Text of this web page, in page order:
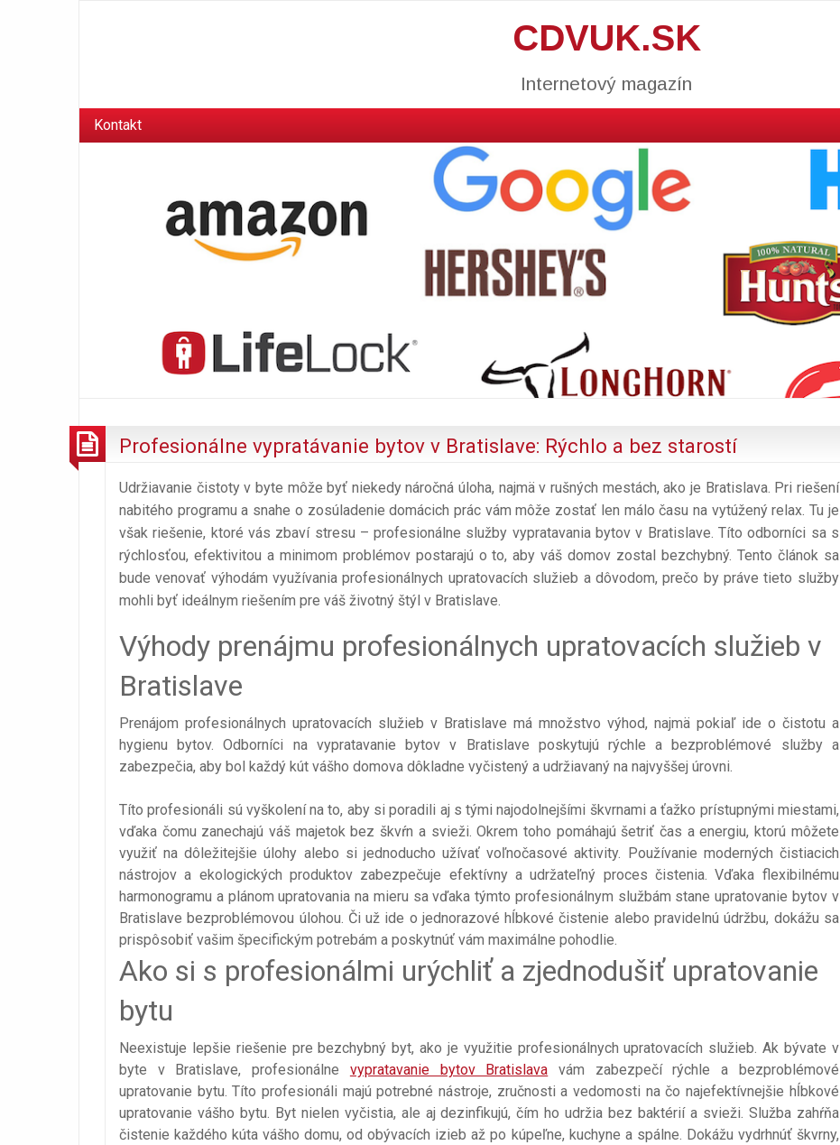
CDVUK.SK
Internetový magazín
Kontakt
Profesionálne vypratávanie bytov v Bratislave: Rýchlo a bez starostí
Udržiavanie čistoty v byte môže byť niekedy náročná úloha, najmä v rušných mestách, ako je Bratislava. Pri riešení
nabitého programu a snahe o zosúladenie domácich prác vám môže zostať len málo času na vytúžený relax. Tu je
však riešenie, ktoré vás zbaví stresu – profesionálne služby vypratavania bytov v Bratislave. Títo odborníci sa s
rýchlosťou, efektivitou a minimom problémov postarajú o to, aby váš domov zostal bezchybný. Tento článok sa
bude venovať výhodám využívania profesionálnych upratovacích služieb a dôvodom, prečo by práve tieto služby
mohli byť ideálnym riešením pre váš životný štýl v Bratislave.
Výhody prenájmu profesionálnych upratovacích služieb v
Bratislave
Prenájom profesionálnych upratovacích služieb v Bratislave má množstvo výhod, najmä pokiaľ ide o čistotu a
hygienu bytov. Odborníci na vypratavanie bytov v Bratislave poskytujú rýchle a bezproblémové služby a
zabezpečia, aby bol každý kút vášho domova dôkladne vyčistený a udržiavaný na najvyššej úrovni.
Títo profesionáli sú vyškolení na to, aby si poradili aj s tými najodolnejšími škvrnami a ťažko prístupnými miestami,
vďaka čomu zanechajú váš majetok bez škvŕn a svieži. Okrem toho pomáhajú šetriť čas a energiu, ktorú môžete
využiť na dôležitejšie úlohy alebo si jednoducho užívať voľnočasové aktivity. Používanie moderných čistiacich
nástrojov a ekologických produktov zabezpečuje efektívny a udržateľný proces čistenia. Vďaka flexibilnému
harmonogramu a plánom upratovania na mieru sa vďaka týmto profesionálnym službám stane upratovanie bytov v
Bratislave bezproblémovou úlohou. Či už ide o jednorazové hĺbkové čistenie alebo pravidelnú údržbu, dokážu sa
prispôsobiť vašim špecifickým potrebám a poskytnúť vám maximálne pohodlie.
Ako si s profesionálmi urýchliť a zjednodušiť upratovanie
bytu
Neexistuje lepšie riešenie pre bezchybný byt, ako je využitie profesionálnych upratovacích služieb. Ak bývate v
byte v Bratislave, profesionálne vypratavanie bytov Bratislava vám zabezpečí rýchle a bezproblémové
upratovanie bytu. Títo profesionáli majú potrebné nástroje, zručnosti a vedomosti na čo najefektívnejšie hĺbkové
upratovanie vášho bytu. Byt nielen vyčistia, ale aj dezinfikujú, čím ho udržia bez baktérií a svieži. Služba zahŕňa
čistenie každého kúta vášho domu, od obývacích izieb až po kúpeľne, kuchyne a spálne. Dokážu vydrhnúť škvrny,